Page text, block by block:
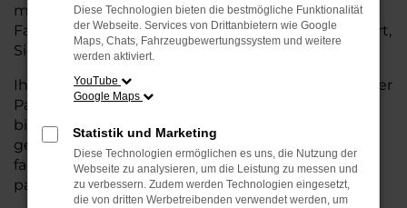
müssen. Ob im Stadtverkehr oder für längere
Fahrten, der Touareg überzeugt durch Fahrkomfort,
Sicherheit und Wirtschaftlichkeit.
Ihr VW Autohaus in Stuhr ist Ihr vertrauenswürdiger
Partner, wenn es um Gebrauchtwagen geht. Wir
bieten Ihnen nicht nur eine große Auswahl an
geprüften Fahrzeugen, sondern auch eine
fachkundige Beratung, damit Sie das für Sie
passende Modell finden.
Diese Technologien bieten die bestmögliche Funktionalität
der Webseite. Services von Drittanbietern wie Google
Maps, Chats, Fahrzeugbewertungssystem und weitere
werden aktiviert.
YouTube
Google Maps
Statistik und Marketing
Diese Technologien ermöglichen es uns, die Nutzung der
Webseite zu analysieren, um die Leistung zu messen und
zu verbessern. Zudem werden Technologien eingesetzt,
die von dritten Werbetreibenden verwendet werden, um